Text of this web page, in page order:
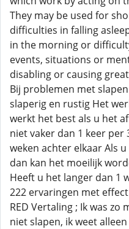
They may be used for
difficulties in falling
in the morning or
events, situations or
disabling or causing
Bij problemen met
slaperig en rustig Het
werkt het best als u het
niet vaker dan 1 keer per
weken achter elkaar Als
dan kan het moeilijk
Heeft u het langer dan 1
222 ervaringen met
RED Vertaling ; Ik was zo
niet slapen, ik weet